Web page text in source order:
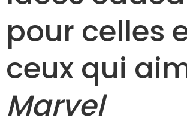
pour celles
ceux qui
Marvel